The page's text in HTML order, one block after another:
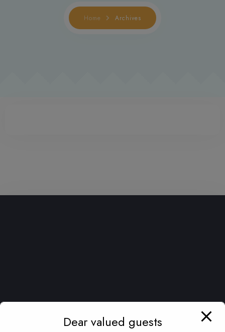
Home Archives
Dear valued guests